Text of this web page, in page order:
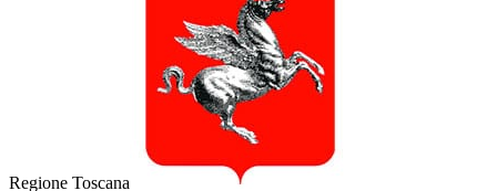
Regione Toscana